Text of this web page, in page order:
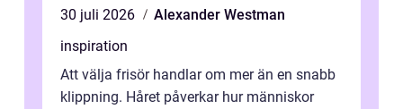
30 juli 2026
Alexander Westman
inspiration
Att välja frisör handlar om mer än en snabb
klippning. Håret påverkar hur människor